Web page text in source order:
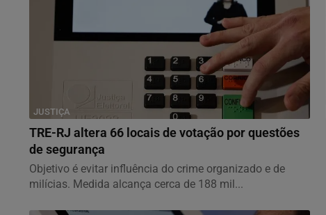
JUSTIÇA
TRE-RJ altera 66 locais de votação por questões
de segurança
Objetivo é evitar influência do crime organizado e de
milícias. Medida alcança cerca de 188 mil...